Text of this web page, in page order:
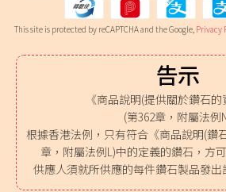
This site is protected by reCAPTCHA and the Google, Privacy
告示
《商品說明(提供關於鑽石的
(第362章，附屬法例
根據香港法例，只有符合《商品說明(鑽
章，附屬法例L)中的定義的鑽石，方
供應人須就所供應的每件鑽石製品發出